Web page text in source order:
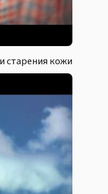
старения кожи